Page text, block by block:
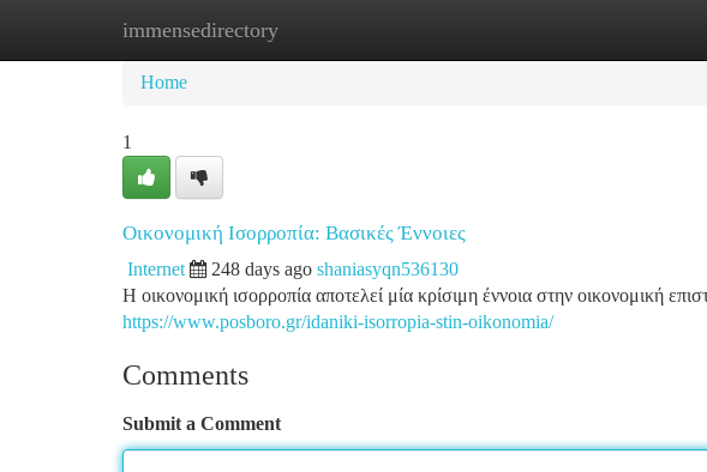
immensedirectory
Home New Site Listings
Home
1
Οικονομική Ισορροπία: Βασικές Έννοιες
Internet 248 days ago shaniasyqn536130
Η οικονομική ισορροπία αποτελεί μία κρίσιμη έννοια στην οικονομική
https://www.posboro.gr/idaniki-isorropia-stin-oikonomia/
Comments
Submit a Comment